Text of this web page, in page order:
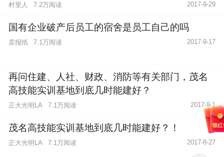
村里人 7.2万阅读 2017-9-29
国有企业破产后员工的宿舍是员工自己的吗
卖报纸 7.1万阅读 2017-9-17
再问住建、人社、财政、消防等有关部门，茂名
高技能实训基地到底几时能建好？
正大光明LA 7.1万阅读 2017-9-1
茂名高技能实训基地到底几时能建好？！
正大光明LA 7.1万阅读 2017-8-27